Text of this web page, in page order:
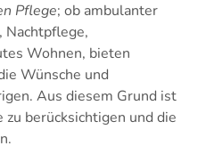
Pflege; ob ambulanter
Nachtpflege,
Wohnen, bieten
Wünsche und
Aus diesem Grund ist
berücksichtigen und die